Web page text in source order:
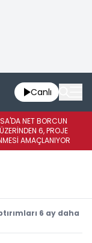
Canlı
NET BORCUN
6, PROJE
AMAÇLANIYOR
6 ay daha